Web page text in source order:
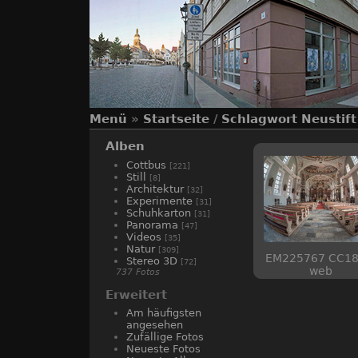
Menü » Startseite / Schlagwort Neustift
Alben
Cottbus [221]
Still [8]
Architektur [32]
Experimente [31]
Schuhkarton [31]
Panorama [47]
Videos [35]
Natur [309]
Stereo 3D [72]
737 Fotos
Erweitert
Am häufigsten
angesehen
Zufällige Fotos
Neueste Fotos
EM225767
web